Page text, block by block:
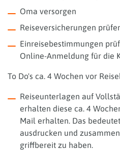
Oma versorgen
Reiseversicherungen
Einreisebestimmungen
Online-Anmeldung für die
To Do's ca. 4 Wochen vor
Reiseunterlagen auf
erhalten diese ca. 4
Mail erhalten. Das
ausdrucken und
griffbereit zu haben.